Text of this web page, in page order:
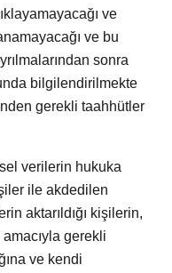
ve
ve bu
sonra
bilgilendirilmekte
gerekli taahhütler
verilerin hukuka
ile akdedilen
aktarıldığı kişilerin,
gerekli
ve kendi